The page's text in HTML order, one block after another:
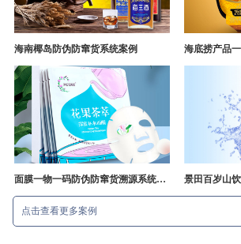
海南椰岛防伪防窜货系统案例
面膜一物一码防伪防窜货溯源系统开发
点击查看更多案例